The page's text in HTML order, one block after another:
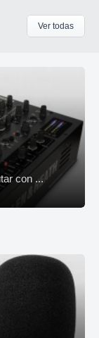
Ver todas
con ...